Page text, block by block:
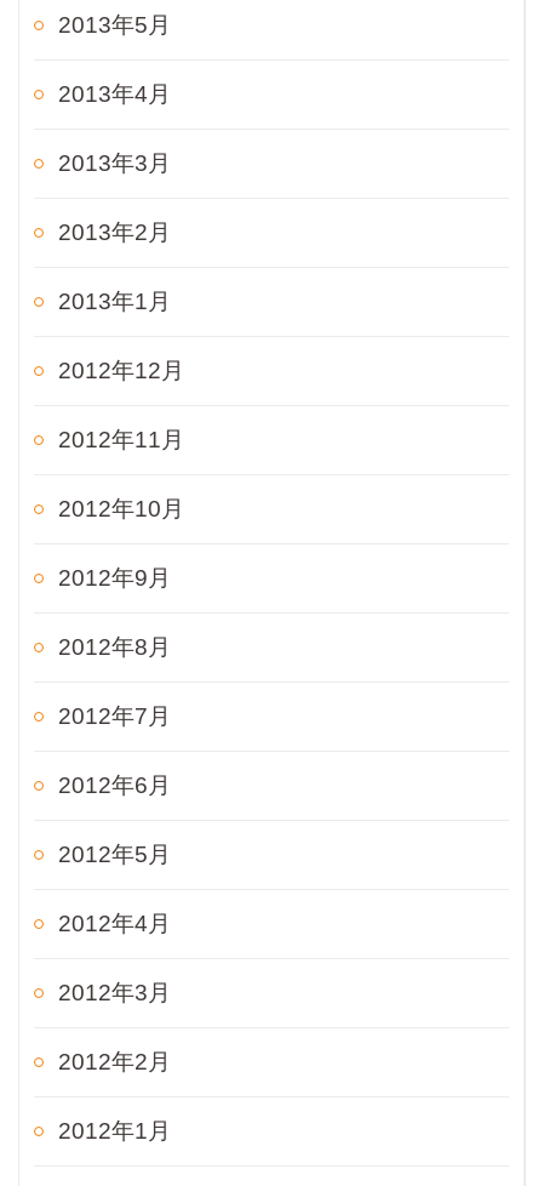
2013年5月
2013年4月
2013年3月
2013年2月
2013年1月
2012年12月
2012年11月
2012年10月
2012年9月
2012年8月
2012年7月
2012年6月
2012年5月
2012年4月
2012年3月
2012年2月
2012年1月